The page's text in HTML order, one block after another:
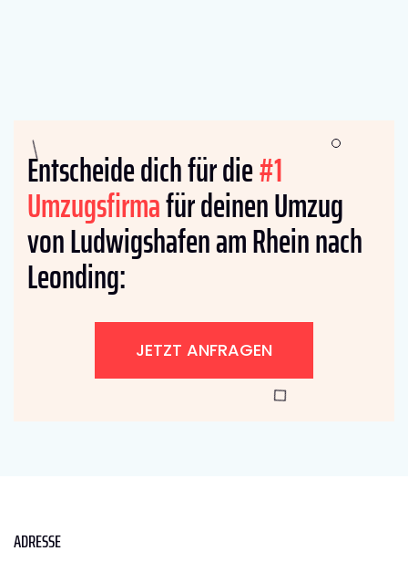
Entscheide dich für die#1
Umzugsfirmafür deinen Umzug
von Ludwigshafen am Rhein nach
Leonding:
JETZT ANFRAGEN
ADRESSE